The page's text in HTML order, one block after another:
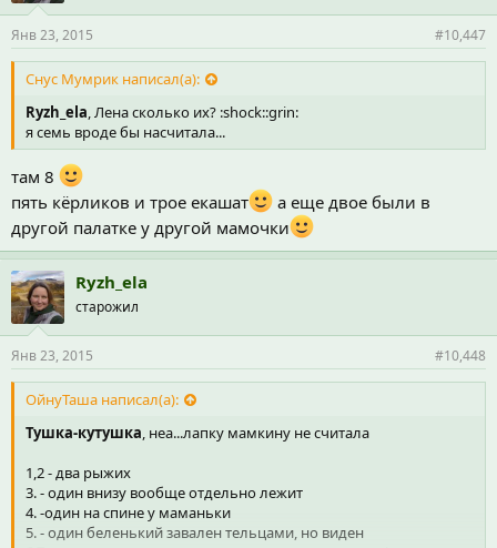
Янв 23, 2015 #10,447
Снус Мумрик написал(а):
Ryzh_ela, Лена сколько их? :shock::grin:
я семь вроде бы насчитала...
там 8
пять кёрликов и трое екашат
а еще двое были в
другой палатке у другой мамочки
Ryzh_ela
старожил
Янв 23, 2015 #10,448
ОйнуТаша написал(а):
Тушка-кутушка, неа...лапку мамкину не считала
1,2 - два рыжих
3. - один внизу вообще отдельно лежит
4. -один на спине у маманьки
5. - один беленький завален тельцами, но виден